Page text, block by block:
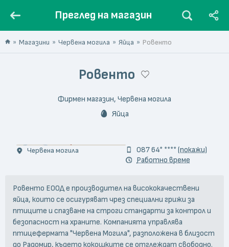
Преглед на магазин
Магазини Червена могила Яйца Ровенто
Ровенто
Фирмен магазин, Червена могила
Яйца
Червена могила 087 64* ****(покажи)
Работно време
Ровенто ЕООД е производител на висококачествени
яйца, които се осигуряват чрез специални грижи за
птиците и спазване на строги стандарти за контрол и
безопасност на храните. Компанията управлява
птицефермата "Червена Могила", разположена в близост
до Радомир, където кокошките се отглеждат свободно.